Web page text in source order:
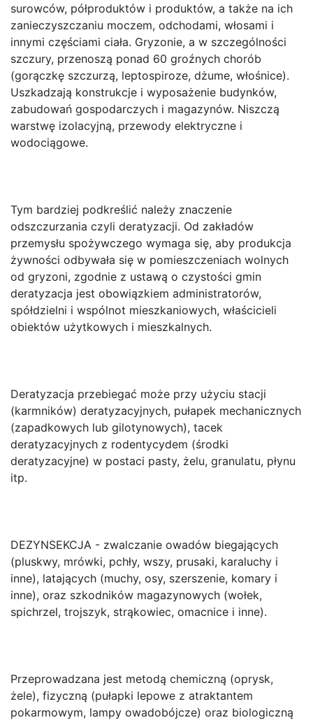
surowców, półproduktów i produktów, a także na ich
zanieczyszczaniu moczem, odchodami, włosami i
innymi częściami ciała. Gryzonie, a w szczególności
szczury, przenoszą ponad 60 groźnych chorób
(gorączkę szczurzą, leptospiroze, dżume, włośnice).
Uszkadzają konstrukcje i wyposażenie budynków,
zabudowań gospodarczych i magazynów. Niszczą
warstwę izolacyjną, przewody elektryczne i
wodociągowe.
Tym bardziej podkreślić należy znaczenie
odszczurzania czyli deratyzacji. Od zakładów
przemysłu spożywczego wymaga się, aby produkcja
żywności odbywała się w pomieszczeniach wolnych
od gryzoni, zgodnie z ustawą o czystości gmin
deratyzacja jest obowiązkiem administratorów,
spółdzielni i wspólnot mieszkaniowych, właścicieli
obiektów użytkowych i mieszkalnych.
Deratyzacja przebiegać może przy użyciu stacji
(karmników) deratyzacyjnych, pułapek mechanicznych
(zapadkowych lub gilotynowych), tacek
deratyzacyjnych z rodentycydem (środki
deratyzacyjne) w postaci pasty, żelu, granulatu, płynu
itp.
DEZYNSEKCJA - zwalczanie owadów biegających
(pluskwy, mrówki, pchły, wszy, prusaki, karaluchy i
inne), latających (muchy, osy, szerszenie, komary i
inne), oraz szkodników magazynowych (wołek,
spichrzel, trojszyk, strąkowiec, omacnice i inne).
Przeprowadzana jest metodą chemiczną (oprysk,
żele), fizyczną (pułapki lepowe z atraktantem
pokarmowym, lampy owadobójcze) oraz biologiczną